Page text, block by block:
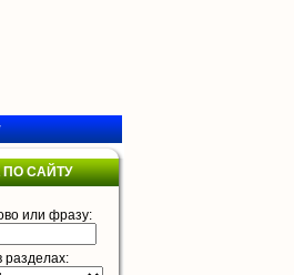
САЙТУ
или фразу:
разделах: